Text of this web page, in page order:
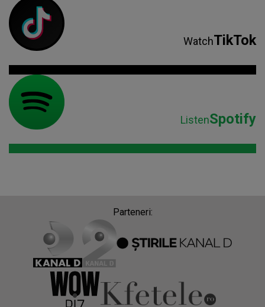
WatchTikTok
ListenSpotify
Parteneri: